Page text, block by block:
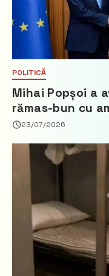
POLITICĂ
Mihai Popșoi a
rămas-bun cu
Țărilor de Jos,
23/07/2026